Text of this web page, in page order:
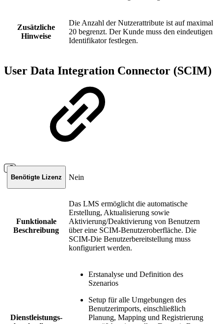
Zusätzliche
Hinweise
Die Anzahl der Nutzerattribute ist auf maximal
20 begrenzt. Der Kunde muss den eindeutigen
Identifikator festlegen.
User Data Integration Connector (SCIM)
Benötigte Lizenz Nein
Funktionale
Beschreibung
Das LMS ermöglicht die automatische
Erstellung, Aktualisierung sowie
Aktivierung/Deaktivierung von Benutzern
über eine SCIM-Benutzeroberfläche. Die
SCIM-Die Benutzerbereitstellung muss
konfiguriert werden.
Dienstleistungs-
Erstanalyse und Definition des
Szenarios
Setup für alle Umgebungen des
Benutzerimports, einschließlich
Planung, Mapping und Registrierung